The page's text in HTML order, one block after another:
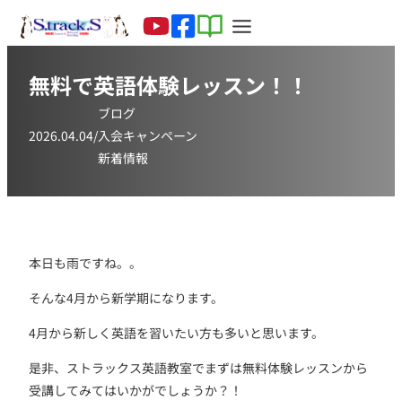
無料で英語体験レッスン！！
2026.04.04/
ブログ
入会キャンペーン
新着情報
本日も雨ですね。。
そんな4月から新学期になります。
4月から新しく英語を習いたい方も多いと思います。
是非、ストラックス英語教室でまずは無料体験レッスンから
受講してみてはいかがでしょうか？！